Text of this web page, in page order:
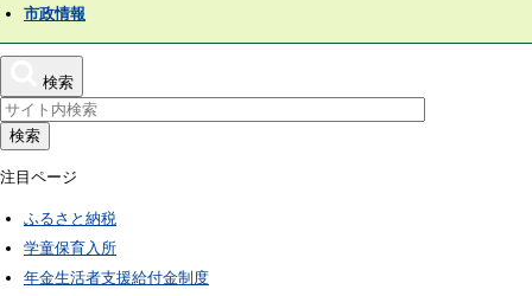
市政情報
検索
検索
注目ページ
ふるさと納税
学童保育入所
年金生活者支援給付金制度